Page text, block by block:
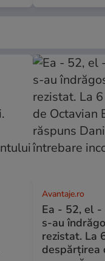
Avantaje.ro
Ea - 52, el -
s-au
rezistat. La
despărțirea